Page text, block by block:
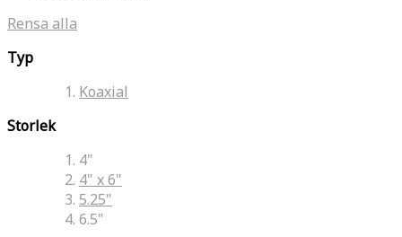
Rensa alla
Typ
Koaxial
Storlek
4"
4" x 6"
5.25"
6.5"